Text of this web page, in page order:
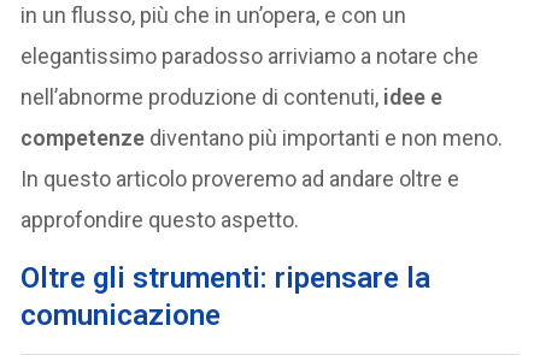
in un flusso, più che in un’opera, e con un
elegantissimo paradosso arriviamo a notare che
nell’abnorme produzione di contenuti, idee e
competenze diventano più importanti e non meno.
In questo articolo proveremo ad andare oltre e
approfondire questo aspetto.
Oltre gli strumenti: ripensare la
comunicazione